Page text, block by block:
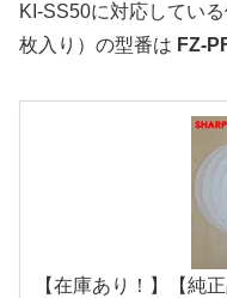
KI-SS50に対応してい
枚入り）の型番は FZ-
【在庫あり！】【純